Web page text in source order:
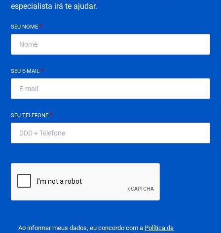
especialista irá te ajudar.
SEU NOME*
SEU E-MAIL*
SEU TELEFONE*
Ao informar meus dados, eu concordo com a Política de